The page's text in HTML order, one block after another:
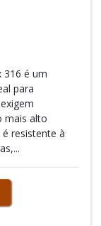
316 é um
para
mais alto
resistente à